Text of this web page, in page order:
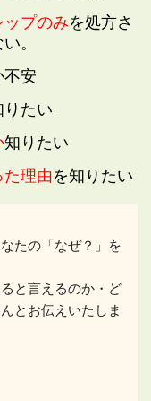
プのみを処方さ
。
不安
りたい
知りたい
理由を知りたい
たの「なぜ？」を
と言えるのか・ど
とお伝えいたしま